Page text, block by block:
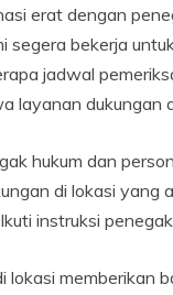
erat dengan
bekerja
jadwal
layanan dukungan
hukum dan
di lokasi yang
instruksi
lokasi memberikan